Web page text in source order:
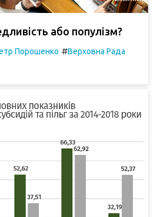
або популізм?
Порошенко #Верховна Рада